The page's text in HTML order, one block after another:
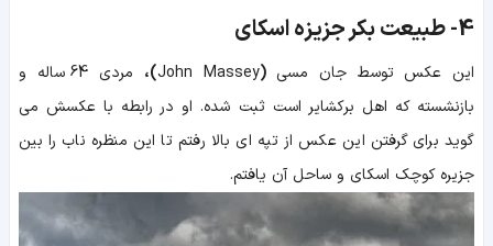
4- طبیعت بکر جزیزه اسکای
این عکس توسط جان مسی(
John Massey)، مردی 64
ساله و
بازنشسته که اهل برکشایر است ثبت شده. او در رابطه با عکسش می
گوید برای گرفتن این عکس از تپه ای بالا رفتم تا این منظره ناب را بین
جزیره کوچک اسکای و ساحل آن یافتم.